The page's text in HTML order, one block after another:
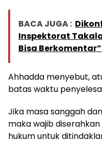
BACA JUGA :
Inspektorat
Bisa Berkomentar”
Ahhadda menyebut,
batas waktu
Jika masa sanggah
maka wajib
hukum untuk